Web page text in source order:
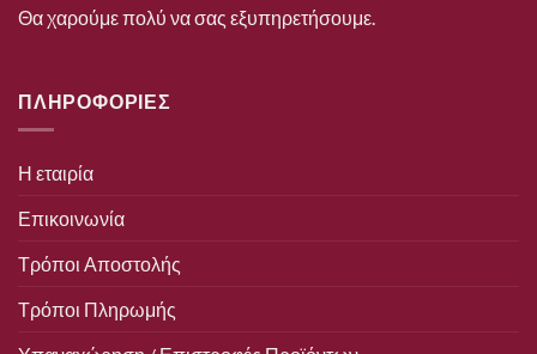
Θα χαρούμε πολύ να σας εξυπηρετήσουμε.
ΠΛΗΡΟΦΟΡΙΕΣ
Η εταιρία
Επικοινωνία
Τρόποι Αποστολής
Τρόποι Πληρωμής